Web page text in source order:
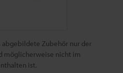
abgebildete Zubehör nur der
möglicherweise nicht im
ist.